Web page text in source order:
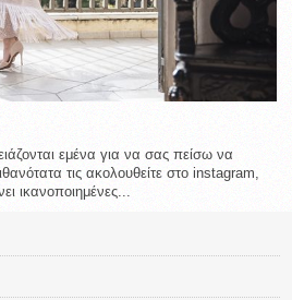
εμένα για να σας πείσω να
τις ακολουθείτε στο instagram,
ικανοποιημένες...